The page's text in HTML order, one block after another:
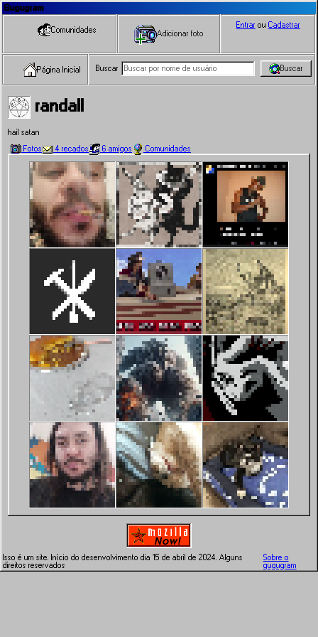
Gugugram
Página Inicial
Comunidades Adicionar foto
Buscar Buscar
Entrar ou Cadastrar
randall
hail satan
Fotos 4 recados 6 amigos Comunidades
Isso é um site. Início do desenvolvimento dia 15 de abril de 2024. Alguns
direitos reservados
Sobre o
gugugram